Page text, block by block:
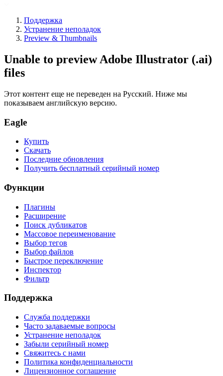
Поддержка
Устранение неполадок
Preview & Thumbnails
Unable to preview Adobe Illustrator (.ai)
files
Этот контент еще не переведен на Русский. Ниже мы
показываем английскую версию.
Eagle
Купить
Скачать
Последние обновления
Получить бесплатный серийный номер
Функции
Плагины
Расширение
Поиск дубликатов
Массовое переименование
Выбор тегов
Выбор файлов
Быстрое переключение
Инспектор
Фильтр
Поддержка
Служба поддержки
Часто задаваемые вопросы
Устранение неполадок
Забыли серийный номер
Свяжитесь с нами
Политика конфиденциальности
Лицензионное соглашение